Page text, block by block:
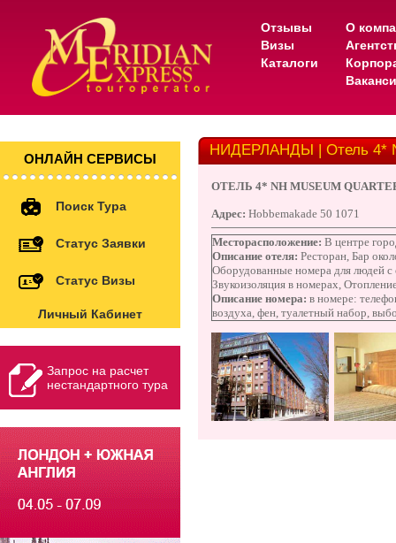
Отзывы
Визы
Каталоги
О
ОНЛАЙН СЕРВИСЫ
Поиск Тура
Статус Заявки
Статус Визы
Личный Кабинет
Запрос на расчет
нестандартного тура
НИДЕРЛАНДЫ | Отель 4*
ОТЕЛЬ 4* NH MUSEUM
Адрес: Hobbemakade 50 1071
Месторасположение: В центре
Описание отеля: Ресторан, Бар
Оборудованные номера для людей
Звукоизоляция в номерах,
Описание номера: в номере:
воздуха, фен, туалетный набор,